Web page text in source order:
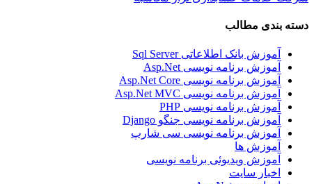
دسته بندی مطالب
آموزش بانک اطلاعاتی Sql Server
آموزش برنامه نویسی Asp.Net
آموزش برنامه نویسی Asp.Net Core
آموزش برنامه نویسی Asp.Net MVC
آموزش برنامه نویسی PHP
آموزش برنامه نویسی جنگو Django
آموزش برنامه نویسی سی شارپ
آموزش ها
آموزش ویدیوئی برنامه نویسی
اخبار سایت